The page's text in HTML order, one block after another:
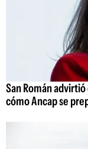
San Román
cómo Ancap se